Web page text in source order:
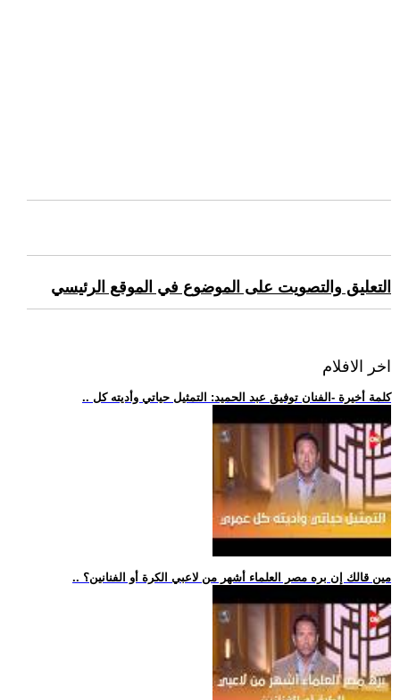
التعليق والتصويت على الموضوع في الموقع الرئيسي
اخر الافلام
.. كلمة أخيرة -الفنان توفيق عبد الحميد: التمثيل حياتي وأديته كل
.. مين قالك إن بره مصر العلماء أشهر من لاعبي الكرة أو الفنانين؟